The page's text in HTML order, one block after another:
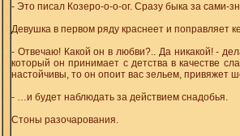
- Это писал Козеро-о-о-ог. Сразу быка за сами-
Девушка в первом ряду краснеет и поправляет
- Отвечаю! Какой он в любви?.. Да никакой! -
который он принимает с детства в качестве
настойчивы, то он опоит вас зельем, привяжет
- …и будет наблюдать за действием снадобья.
Стоны разочарования.